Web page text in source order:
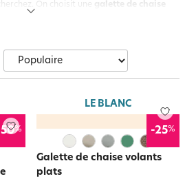
On choisit une
galette de chaise
la salle à manger ou sur la terrasse.
moelleuse ! Pour le jardin, optez pour la
de chaise intégralequi fait planer une
!
%
LE BLANC
-25%
Galette de chaise volants
plats